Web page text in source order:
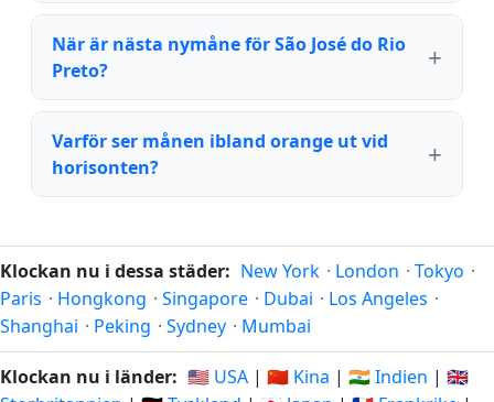
När är nästa nymåne för São José do Rio
Preto?
Varför ser månen ibland orange ut vid
horisonten?
Klockan nu i dessa städer: New York · London · Tokyo ·
Paris · Hongkong · Singapore · Dubai · Los Angeles ·
Shanghai · Peking · Sydney · Mumbai
Klockan nu i länder: 🇺🇸 USA | 🇨🇳 Kina | 🇮🇳 Indien | 🇬🇧